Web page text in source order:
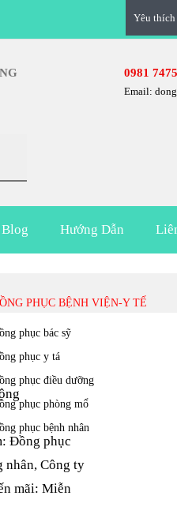
Yêu thích
0981
Email:
Blog Hướng Dẫn
Đồng phục
nhân, Công ty
mãi: Miễn